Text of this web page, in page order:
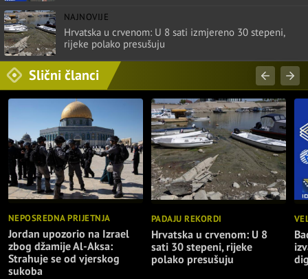
NAJNOVIJE
Hrvatska u crvenom: U 8 sati izmjereno 30 stepeni,
rijeke polako presušuju
Slični članci
NEPOSREDNA PRIJETNJA
Jordan upozorio na Izrael
zbog džamije Al-Aksa:
Strahuje se od vjerskog
sukoba
PADAJU REKORDI
Hrvatska u crvenom: U 8
sati 30 stepeni, rijeke
polako presušuju